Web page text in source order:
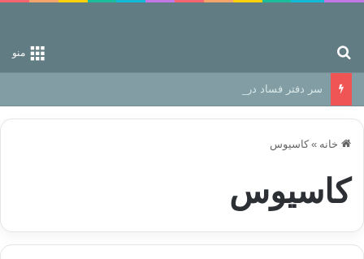
منو
سر دفتر فساد در زمین‌، دوری وکناره‌گیری از راه خداست‌!
خانه » کاسیوس
کاسیوس